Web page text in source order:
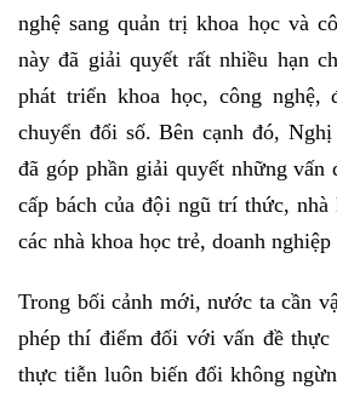
nghệ sang quản trị khoa học và
này đã giải quyết rất nhiều hạn
phát triển khoa học, công nghệ,
chuyển đổi số. Bên cạnh đó,
đã góp phần giải quyết những vấn
cấp bách của đội ngũ trí thức, nhà
các nhà khoa học trẻ, doanh nghiệp
Trong bối cảnh mới, nước ta cần
phép thí điểm đối với vấn đề
thực tiễn luôn biến đổi không